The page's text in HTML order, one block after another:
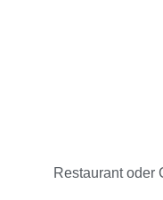
Restaurant oder